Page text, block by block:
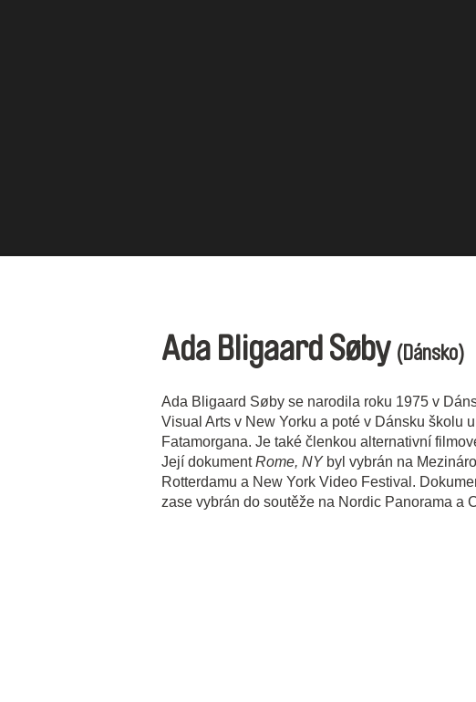
Ada Bligaard Søby (Dánsko)
Ada Bligaard Søby se narodila roku 1975 v
Visual Arts v New Yorku a poté v Dánsku školu
Fatamorgana. Je také členkou alternativní
Její dokumentRome, NYbyl vybrán na
Rotterdamu a New York Video Festival.
zase vybrán do soutěže na Nordic Panorama a